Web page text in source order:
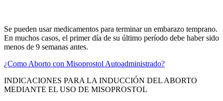
Se pueden usar medicamentos para terminar un embarazo temprano.
En muchos casos, el primer día de su último período debe haber sido
menos de 9 semanas antes.
¿Como Aborto con Misoprostol Autoadministrado?
INDICACIONES PARA LA INDUCCIÓN DEL ABORTO
MEDIANTE EL USO DE MISOPROSTOL